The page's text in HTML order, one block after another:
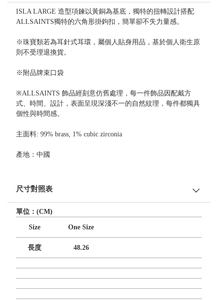
ISLA LARGE 造型項鍊以黃銅為基底，獨特的扭轉設計搭配
ALLSAINTS獨特的六角形掛鉤扣，簡單卻不失力量感。
※珠寶類若為耳針式耳環，屬個人貼身用品，基於個人衛生原
則不受理退換貨。
※附品牌束口袋
※ALLSAINTS 飾品經刻意仿舊處理，每一件飾品因配戴方
式、時間、設計，表面呈現深淺不一的自然紋理，每件都獨具
個性與時間感。
主面料: 99% brass, 1% cubic zirconia
產地：中國
尺寸對照表
單位：(CM)
Size One Size
長度 48.26